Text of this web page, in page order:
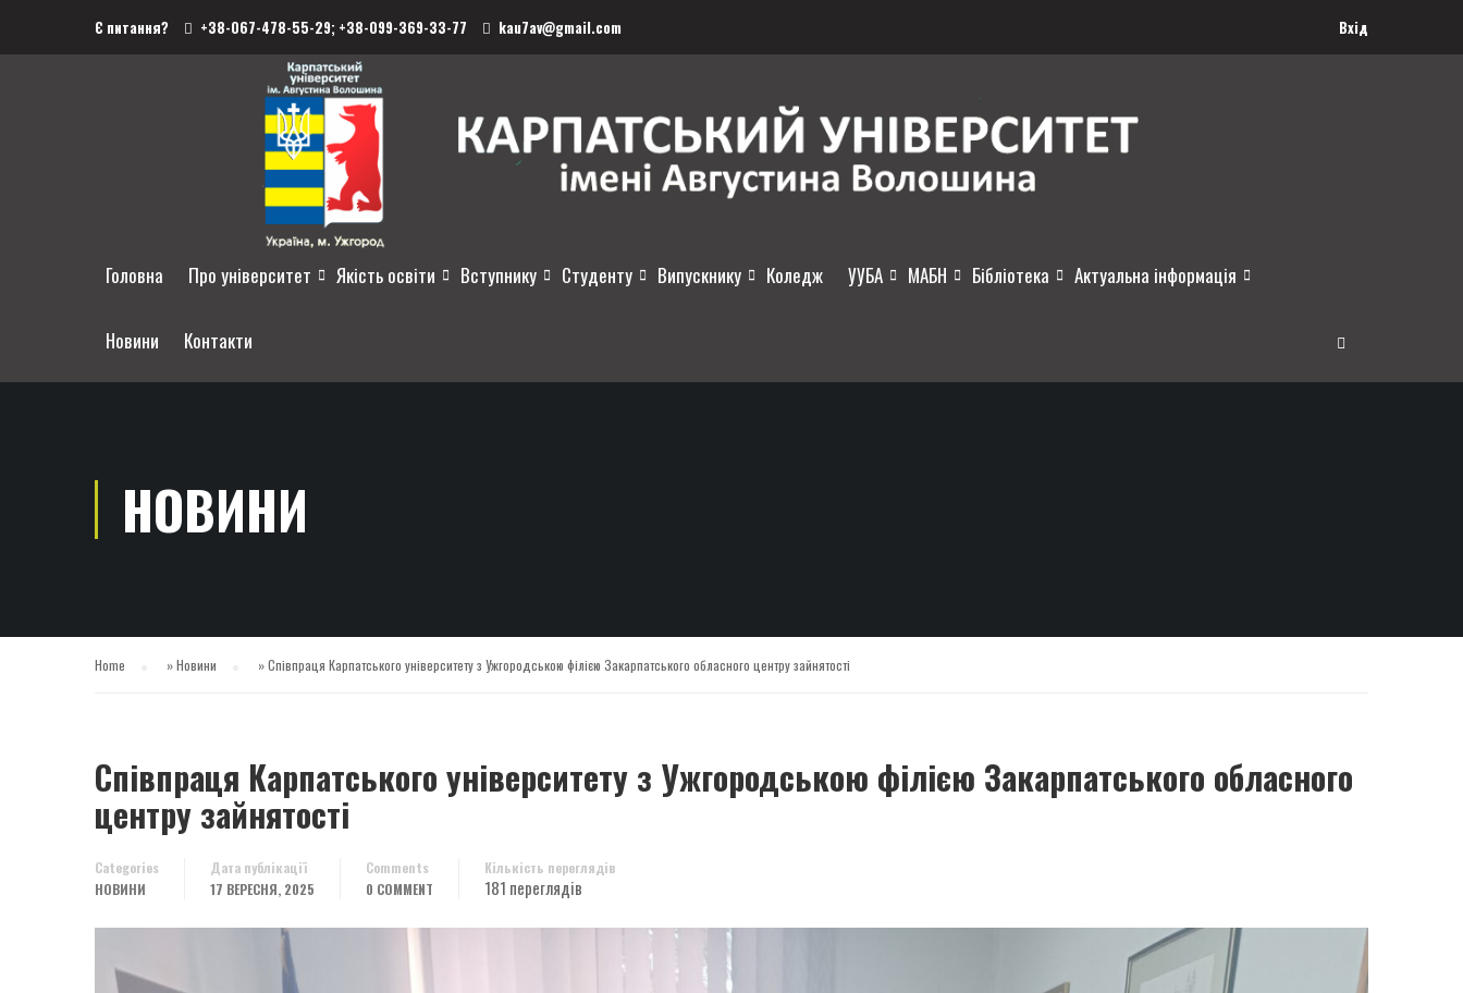
Є питання? +38-067-478-55-29; +38-099-369-33-77 kau7av@gmail.com Вхід
Головна Про університет Якість освіти Вступнику Студенту Випускнику Коледж УУБА МАБН Бібліотека Актуальна інформація
Новини Контакти
НОВИНИ
Home »Новини »Співпраця Карпатського університету з Ужгородською філією Закарпатського обласного центру зайнятості
Співпраця Карпатського університету з Ужгородською філією Закарпатського обласного
центру зайнятості
Categories
НОВИНИ
Дата публікації
17 ВЕРЕСНЯ, 2025
Comments
0 COMMENT
Кількість переглядів
181 переглядів